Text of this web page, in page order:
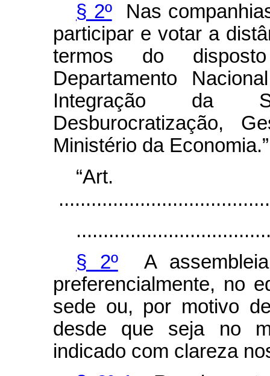
§ 2ºNas
participar e votar a
termos do
Departamento
Integração da
Desburocratização,
Ministério da Economia
§ 2ºA assembleia
preferencialmente, no
sede ou, por motivo
desde que seja no
indicado com clareza